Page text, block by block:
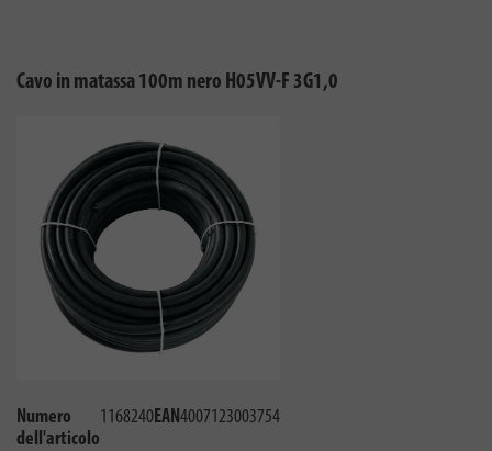
Cavo in matassa 100m nero H05VV-F 3G1,0
Numero
dell'articolo
1168240EAN4007123003754